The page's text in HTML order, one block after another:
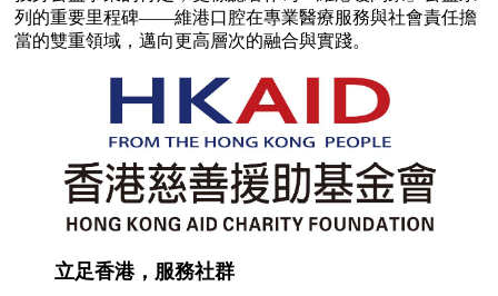
列的重要里程碑——維港口腔在專業醫療服務與社會責任擔
當的雙重領域，邁向更高層次的融合與實踐。
立足香港，服務社群